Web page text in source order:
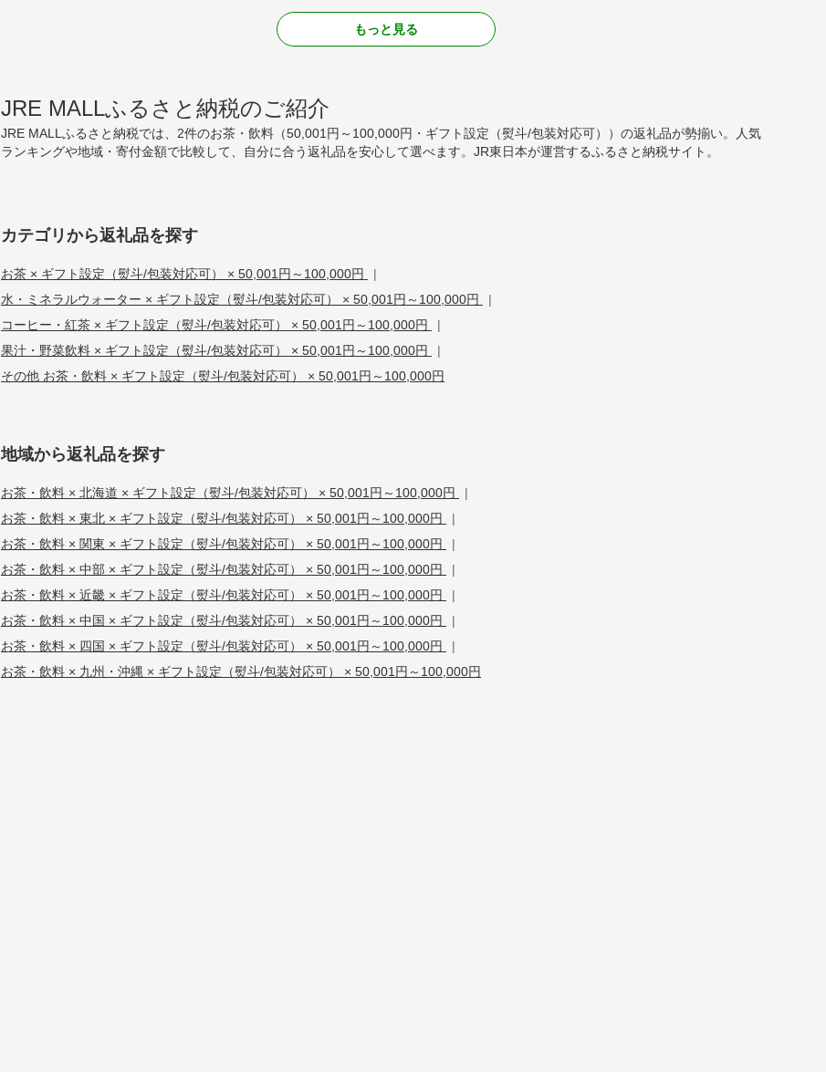
もっと見る
JRE MALLふるさと納税のご紹介
JRE MALLふるさと納税では、2件のお茶・飲料（50,001円～100,000円・ギフト設定（熨斗/包装対応可））の返礼品が勢揃い。人気
ランキングや地域・寄付金額で比較して、自分に合う返礼品を安心して選べます。JR東日本が運営するふるさと納税サイト。
カテゴリから返礼品を探す
お茶 × ギフト設定（熨斗/包装対応可） × 50,001円～100,000円
|
水・ミネラルウォーター × ギフト設定（熨斗/包装対応可） × 50,001円～100,000円
|
コーヒー・紅茶 × ギフト設定（熨斗/包装対応可） × 50,001円～100,000円
|
果汁・野菜飲料 × ギフト設定（熨斗/包装対応可） × 50,001円～100,000円
|
その他 お茶・飲料 × ギフト設定（熨斗/包装対応可） × 50,001円～100,000円
地域から返礼品を探す
お茶・飲料 × 北海道 × ギフト設定（熨斗/包装対応可） × 50,001円～100,000円
|
お茶・飲料 × 東北 × ギフト設定（熨斗/包装対応可） × 50,001円～100,000円
|
お茶・飲料 × 関東 × ギフト設定（熨斗/包装対応可） × 50,001円～100,000円
|
お茶・飲料 × 中部 × ギフト設定（熨斗/包装対応可） × 50,001円～100,000円
|
お茶・飲料 × 近畿 × ギフト設定（熨斗/包装対応可） × 50,001円～100,000円
|
お茶・飲料 × 中国 × ギフト設定（熨斗/包装対応可） × 50,001円～100,000円
|
お茶・飲料 × 四国 × ギフト設定（熨斗/包装対応可） × 50,001円～100,000円
|
お茶・飲料 × 九州・沖縄 × ギフト設定（熨斗/包装対応可） × 50,001円～100,000円